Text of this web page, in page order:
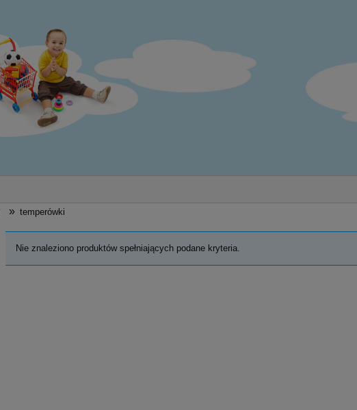
» temperówki
Nie znaleziono produktów spełniających podane kryteria.